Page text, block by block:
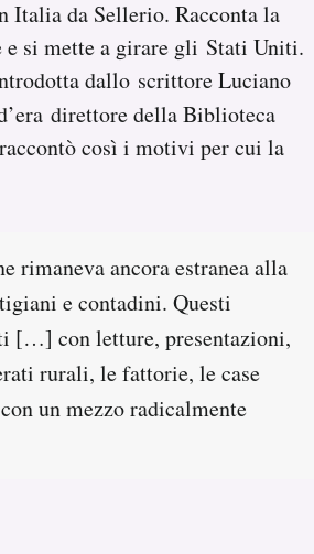
Italia da Sellerio. Racconta la
e si mette a girare gli Stati Uniti.
dallo scrittore Luciano
direttore della Biblioteca
così i motivi per cui la
rimaneva ancora estranea alla
e contadini. Questi
[…] con letture, presentazioni,
rurali, le fattorie, le case
un mezzo radicalmente